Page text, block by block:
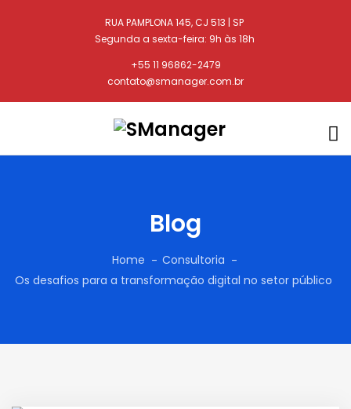
RUA PAMPLONA 145, CJ 513 | SP
Segunda a sexta-feira: 9h às 18h
+55 11 96862-2479
contato@smanager.com.br
Blog
Home
Consultoria
Os desafios para a transformação digital no setor público